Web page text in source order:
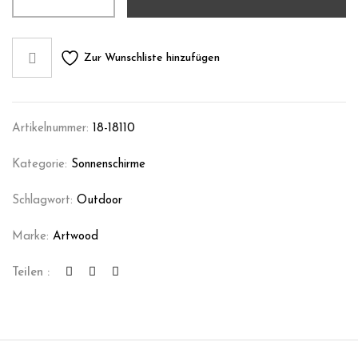
Zur Wunschliste hinzufügen
Artikelnummer: 18-18110
Kategorie: Sonnenschirme
Schlagwort: Outdoor
Marke: Artwood
Teilen :